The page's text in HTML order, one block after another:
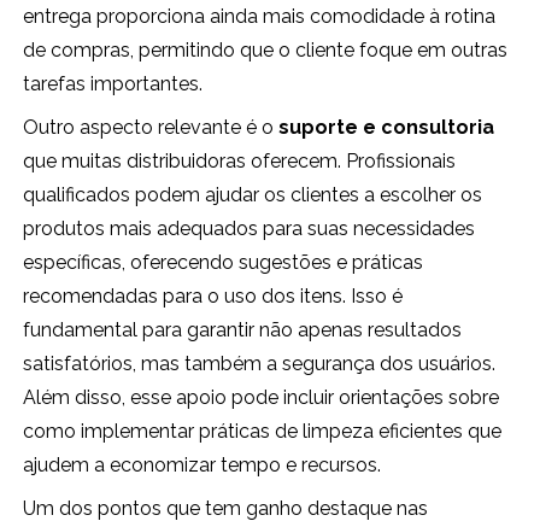
entrega proporciona ainda mais comodidade à rotina
de compras, permitindo que o cliente foque em outras
tarefas importantes.
Outro aspecto relevante é osuporte e consultoria
que muitas distribuidoras oferecem. Profissionais
qualificados podem ajudar os clientes a escolher os
produtos mais adequados para suas necessidades
específicas, oferecendo sugestões e práticas
recomendadas para o uso dos itens. Isso é
fundamental para garantir não apenas resultados
satisfatórios, mas também a segurança dos usuários.
Além disso, esse apoio pode incluir orientações sobre
como implementar práticas de limpeza eficientes que
ajudem a economizar tempo e recursos.
Um dos pontos que tem ganho destaque nas